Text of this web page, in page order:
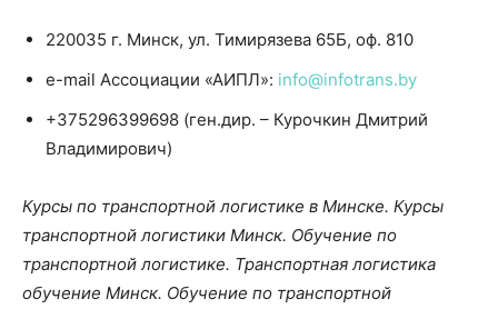
220035 г. Минск, ул. Тимирязева 65Б, оф. 810
e-mail Ассоциации «АИПЛ»: info@infotrans.by
+375296399698 (ген.дир. – Курочкин Дмитрий
Владимирович)
Курсы по транспортной логистике в Минске. Курсы
транспортной логистики Минск. Обучение по
транспортной логистике. Транспортная логистика
обучение Минск. Обучение по транспортной